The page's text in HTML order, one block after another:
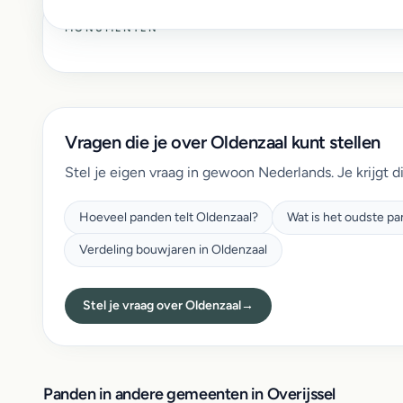
MONUMENTEN
Vragen die je over Oldenzaal kunt stellen
Stel je eigen vraag in gewoon Nederlands. Je krijgt
Hoeveel panden telt Oldenzaal? Wat is het oudste
Verdeling bouwjaren in Oldenzaal
Stel je vraag over Oldenzaal→
Panden in andere gemeenten in Overijssel